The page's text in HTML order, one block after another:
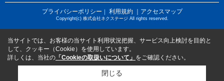
プライバシーポリシー ｜ 利用規約 ｜アクセスマップ
Copyright(c) 株式会社ネクステージ All rights reserved.
当サイトでは、お客様の当サイト利用状況把握、サービス向上検討を目的と
して、クッキー（Cookie）を使用しています。
詳しくは、当社の 「Cookieの取扱いについて」 をご確認ください。
閉じる